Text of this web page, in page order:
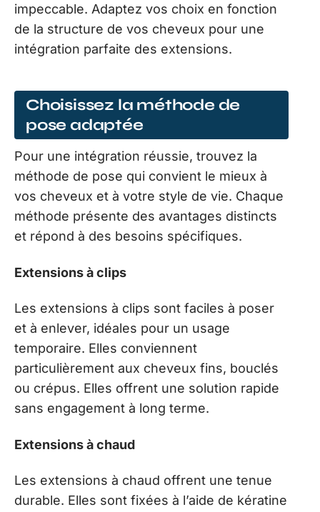
impeccable. Adaptez vos choix en fonction
de la structure de vos cheveux pour une
intégration parfaite des extensions.
Choisissez la méthode de
pose adaptée
Pour une intégration réussie, trouvez la
méthode de pose qui convient le mieux à
vos cheveux et à votre style de vie. Chaque
méthode présente des avantages distincts
et répond à des besoins spécifiques.
Extensions à clips
Les extensions à clips sont faciles à poser
et à enlever, idéales pour un usage
temporaire. Elles conviennent
particulièrement aux cheveux fins, bouclés
ou crépus. Elles offrent une solution rapide
sans engagement à long terme.
Extensions à chaud
Les extensions à chaud offrent une tenue
durable. Elles sont fixées à l’aide de kératine